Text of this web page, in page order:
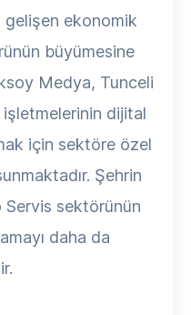
gelişen ekonomik
büyümesine
Medya, Tunceli
dijital
için sektöre özel
Şehrin
sektörünün
daha da